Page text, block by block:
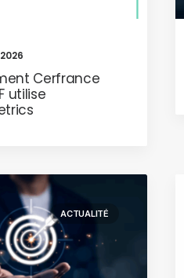
Cerfrance
utilise
ACTUALITÉ